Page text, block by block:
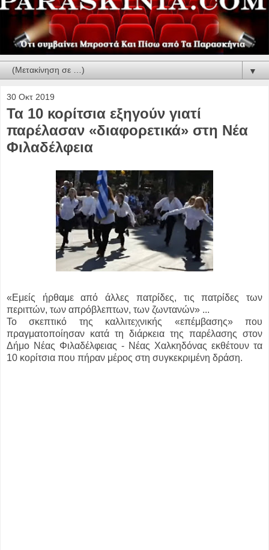
▼
30 Οκτ 2019
Τα 10 κορίτσια εξηγούν γιατί
παρέλασαν «διαφορετικά» στη Νέα
Φιλαδέλφεια
«Εμείς ήρθαμε από άλλες πατρίδες, τις πατρίδες των
περιττών, των απρόβλεπτων, των ζωντανών» ...
Το σκεπτικό της καλλιτεχνικής «επέμβασης» που
πραγματοποίησαν κατά τη διάρκεια της παρέλασης στον
Δήμο Νέας Φιλαδέλφειας - Νέας Χαλκηδόνας εκθέτουν τα
10 κορίτσια που πήραν μέρος στη συγκεκριμένη δράση.